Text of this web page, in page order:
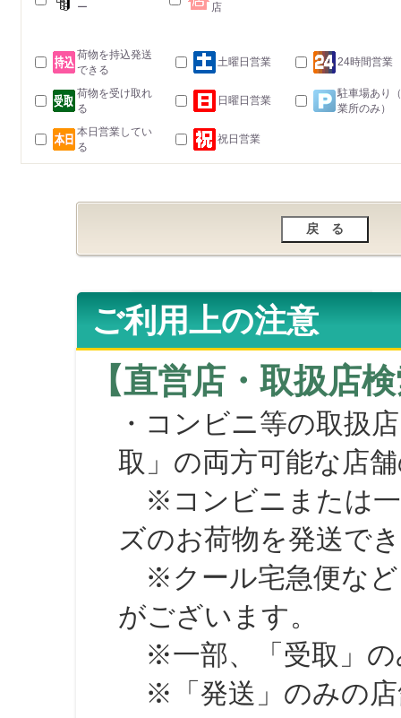
ー
店
荷物を持込発送
できる
土曜日営業 24時間営業
荷物を受け取れ
る
日曜日営業
駐車場あり
業所のみ）
本日営業してい
る
祝日営業
ご利用上の注意
【直営店・取扱店
・コンビニ等の取扱
取」の両方可能な店
※コンビニまたは一
ズのお荷物を発送で
※クール宅急便など
がございます。
※一部、「受取」の
※「発送」のみの店